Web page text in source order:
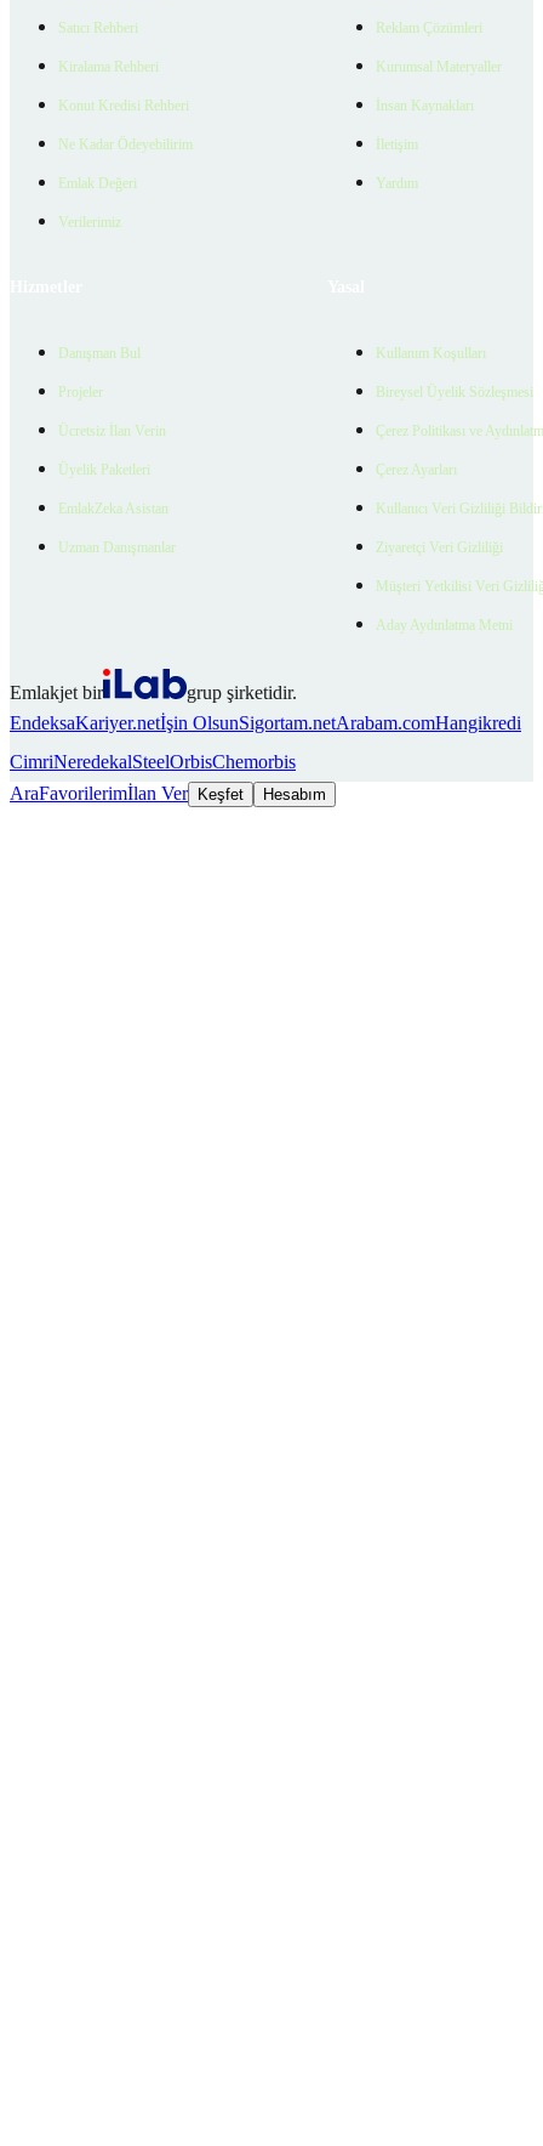
Satıcı Rehberi
Kiralama Rehberi
Konut Kredisi Rehberi
Ne Kadar Ödeyebilirim
Emlak Değeri
Verilerimiz
Reklam Çözümleri
Kurumsal Materyaller
İnsan Kaynakları
İletişim
Yardım
Danışman Bul
Projeler
Ücretsiz İlan Verin
Üyelik Paketleri
EmlakZeka Asistan
Uzman Danışmanlar
Kullanım Koşulları
Bireysel Üyelik Sözleşmesi
Çerez Politikası ve
Çerez Ayarları
Kullanıcı Veri Gizliliği
Ziyaretçi Veri Gizliliği
Müşteri Yetkilisi Veri
Aday Aydınlatma Metni
Emlakjet bir
grup şirketidir.
EndeksaKariyer.netİşin OlsunSigortam.netArabam.comHangikredi
CimriNeredekalSteelOrbisChemorbis
AraFavorilerimİlan Ver Keşfet Hesabım